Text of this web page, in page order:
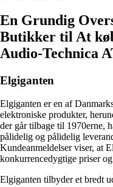
En Grundig
Butikker til At
Audio-Technica
Elgiganten
Elgiganten er en af
elektroniske produkter,
der går tilbage til 1970erne,
pålidelig og pålidelig
Kundeanmeldelser viser, at
konkurrencedygtige priser
Elgiganten tilbyder et bredt